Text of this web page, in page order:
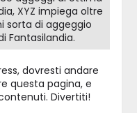
XYZ impiega oltre
sorta di aggeggio
Fantasilandia.
dovresti andare
questa pagina, e
Divertiti!